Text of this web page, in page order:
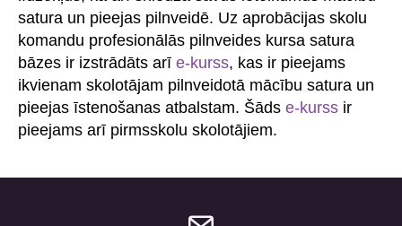
satura un pieejas pilnveidē. Uz aprobācijas skolu
komandu profesionālās pilnveides kursa satura
bāzes ir izstrādāts arī e-kurss, kas ir pieejams
ikvienam skolotājam pilnveidotā mācību satura un
pieejas īstenošanas atbalstam. Šāds e-kurss ir
pieejams arī pirmsskolu skolotājiem.